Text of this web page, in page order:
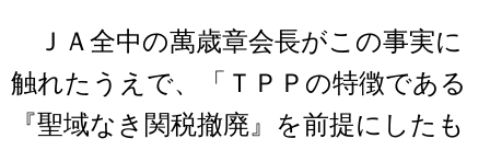
ＪＡ全中の萬歳章会長がこの事実に
触れたうえで、「ＴＰＰの特徴である
『聖域なき関税撤廃』を前提にしたも